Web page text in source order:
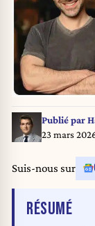
Publié par
23 mars
Suis-nous sur
RÉSUMÉDE